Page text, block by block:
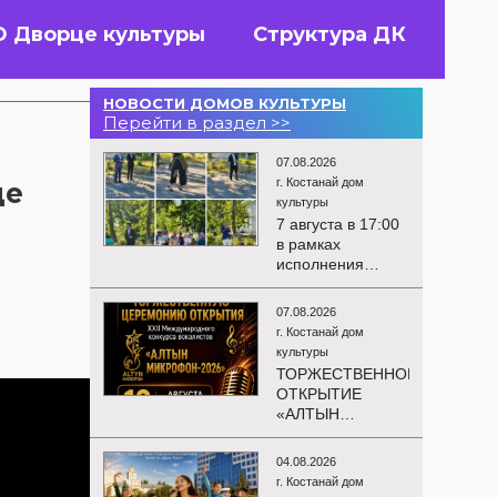
Дворце культуры Структура ДК
НОВОСТИ ДОМОВ КУЛЬТУРЫ
Перейти в раздел >>
07.08.2026
г. Костанай дом
культуры
7 августа в 17:00
в рамках
исполнения
показателей КРІ в
соответствии с
утверждённым
состоялся
выездной концерт
посвященной
экологической
акции «Таза
Казахстан». в
Мендыкаринский
07.08.2026
г. Костанай дом
культуры
ТОРЖЕСТВЕННОЕ
ОТКРЫТИЕ
«АЛТЫН
МИКРОФОН –
2026»
Приглашаем вас
04.08.2026
г. Костанай дом